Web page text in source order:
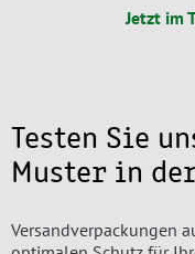
Jetzt im
Testen Sie
Muster in
Versandverpackungen